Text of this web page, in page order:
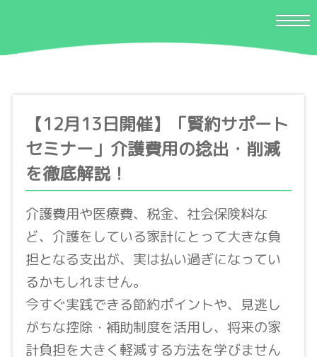
【12月13日開催】「賢約サポート
セミナー」介護費用の捻出・削減
を徹底解説！
介護費用や医療費、税金、社会保険料な
ど、介護をしている家計にとって大きな負
担となる支出が、実は払い過ぎになってい
るかもしれません。
今すぐ実践できる節約ポイントや、見逃し
がちな控除・補助制度を活用し、将来の家
計負担を大きく軽減する方法を学びません